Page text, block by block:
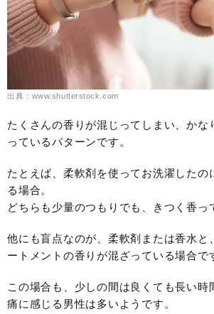
出典：www.shutterstock.com
たくさんの香りが混じってしまい、かな
っているパターンです。
たとえば、柔軟剤を使ってお洗濯したの
る場合。
どちらも少量のつもりでも、きつく香っ
他にも盲点なのが、柔軟剤または香水と
ートメントの香りが混ざっている場合で
この場合も、少しの間は良くても長い時
痛に感じる男性は多いようです。